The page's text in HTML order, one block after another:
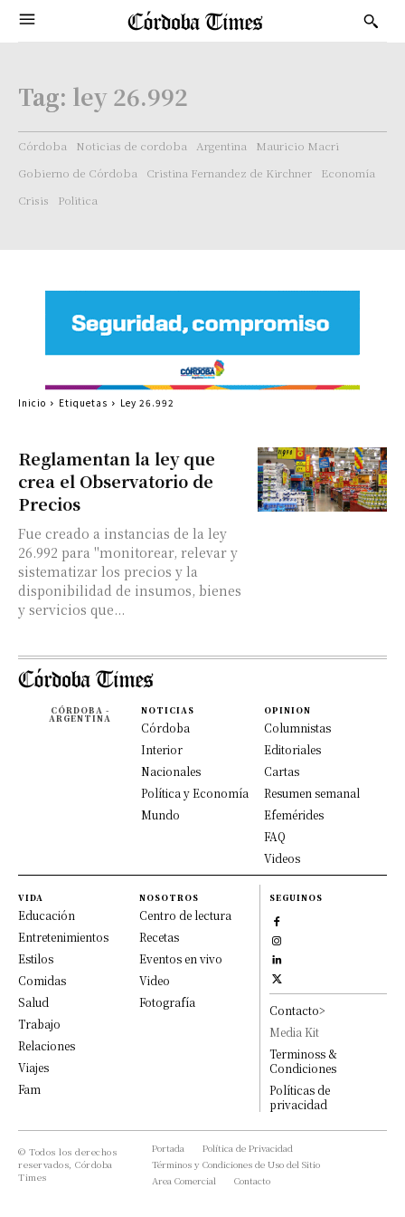
Tag: ley 26.992
Córdoba Noticias de cordoba Argentina
Mauricio Macri
Gobierno de Córdoba
Cristina Fernandez de Kirchner
Economía
Crisis
Politica
Reglamentan la ley que
crea el Observatorio de
Precios
Fue creado a instancias de la ley
26.992 para "monitorear, relevar y
sistematizar los precios y la
disponibilidad de insumos, bienes
y servicios que...
Inicio Etiquetas Ley 26.992
CÓRDOBA -
ARGENTINA
NOTICIAS
Córdoba
Interior
Nacionales
Política y Economía
Mundo
OPINION
Columnistas
Editoriales
Cartas
Resumen semanal
Efemérides
FAQ
Videos
VIDA
Educación
Entretenimientos
Estilos
Comidas
Salud
Trabajo
Relaciones
Viajes
Fam
NOSOTROS
Centro de lectura
Recetas
Eventos en vivo
Video
Fotografía
SEGUINOS
Contacto>
Media Kit
Terminoss &
Condiciones
Políticas de
privacidad
© Todos los derechos
reservados, Córdoba
Times
Portada
Política de Privacidad
Términos y Condiciones de Uso del Sitio
Area Comercial
Contacto